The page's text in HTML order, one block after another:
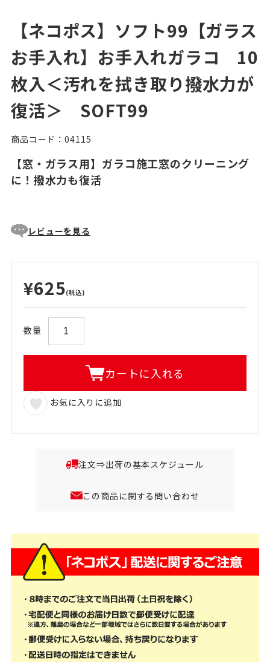
【ネコポス】ソフト99【ガラス
お手入れ】お手入れガラコ 10
枚入＜汚れを拭き取り撥水力が
復活＞ SOFT99
商品コード：04115
【窓・ガラス用】ガラコ施工窓のクリーニング
に！撥水力も復活
レビューを見る
¥625(税込)
数量
カートに入れる
お気に入りに追加
注文⇒出荷の基本スケジュール
この商品に関する問い合わせ